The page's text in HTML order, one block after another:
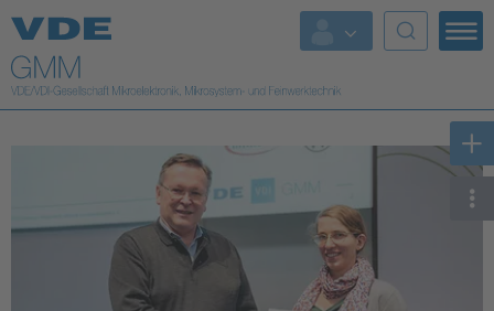
Top Themen
Fokusthemen
AI & Digital Trust
Health